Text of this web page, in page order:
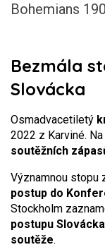
Bohemians
Bezmála
Slovácka
Osmadvacetiletý
2022 z Karviné.
soutěžních
Významnou stopu
postup do
Stockholm
postupu
soutěže.